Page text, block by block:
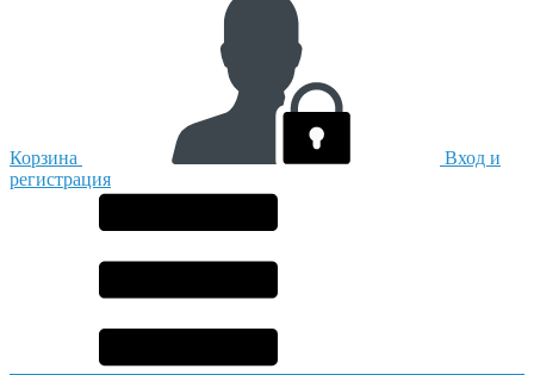
Корзина
Вход и
регистрация